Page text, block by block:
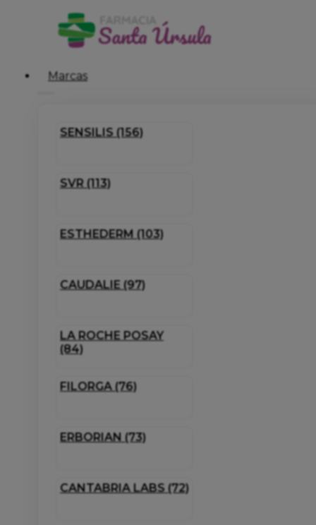
Marcas
SENSILIS (156)
SVR (113)
ESTHEDERM (103)
CAUDALIE (97)
LA ROCHE POSAY
(84)
FILORGA (76)
ERBORIAN (73)
CANTABRIA LABS (72)